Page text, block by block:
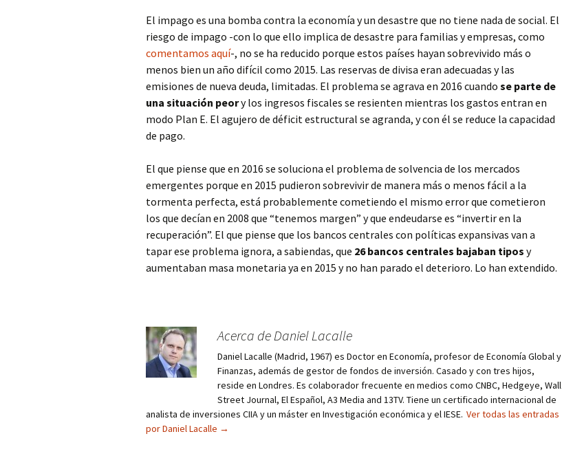
El impago es una bomba contra la economía y un desastre que no tiene nada de social. El
riesgo de impago -con lo que ello implica de desastre para familias y empresas, como
comentamos aquí-, no se ha reducido porque estos países hayan sobrevivido más o
menos bien un año difícil como 2015. Las reservas de divisa eran adecuadas y las
emisiones de nueva deuda, limitadas. El problema se agrava en 2016 cuando se parte de
una situación peory los ingresos fiscales se resienten mientras los gastos entran en
modo Plan E. El agujero de déficit estructural se agranda, y con él se reduce la capacidad
de pago.
El que piense que en 2016 se soluciona el problema de solvencia de los mercados
emergentes porque en 2015 pudieron sobrevivir de manera más o menos fácil a la
tormenta perfecta, está probablemente cometiendo el mismo error que cometieron
los que decían en 2008 que “tenemos margen” y que endeudarse es “invertir en la
recuperación”. El que piense que los bancos centrales con políticas expansivas van a
tapar ese problema ignora, a sabiendas, que 26 bancos centrales bajaban tipos y
aumentaban masa monetaria ya en 2015 y no han parado el deterioro. Lo han extendido.
Acerca de Daniel Lacalle
Daniel Lacalle (Madrid, 1967) es Doctor en Economía, profesor de Economía Global y
Finanzas, además de gestor de fondos de inversión. Casado y con tres hijos,
reside en Londres. Es colaborador frecuente en medios como CNBC, Hedgeye, Wall
Street Journal, El Español, A3 Media and 13TV. Tiene un certificado internacional de
analista de inversiones CIIA y un máster en Investigación económica y el IESE. Ver todas las entradas
por Daniel Lacalle →